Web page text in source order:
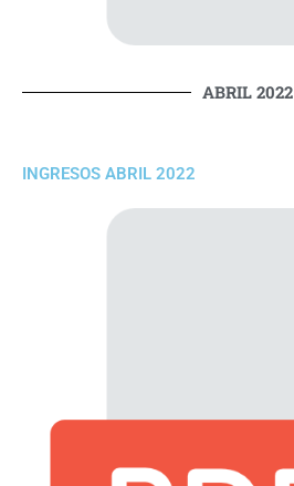
ABRIL 2022
INGRESOS ABRIL 2022